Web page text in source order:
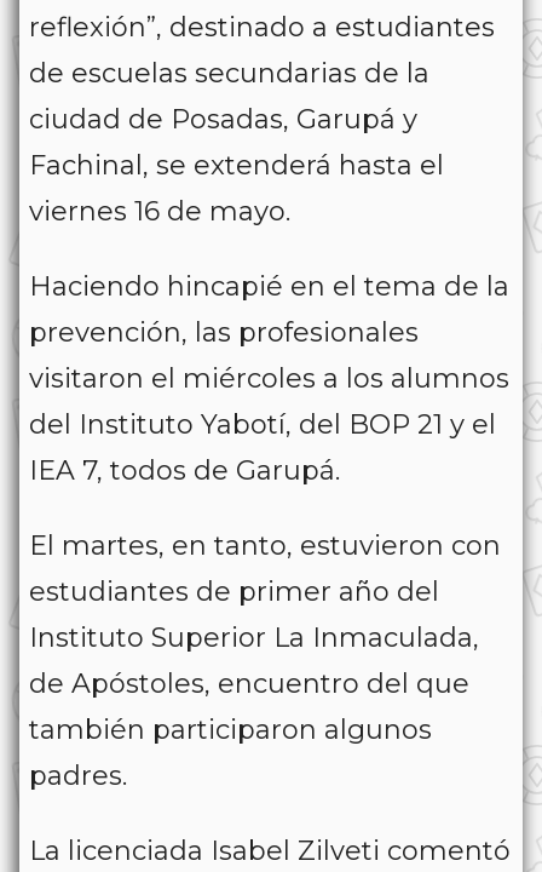
reflexión”, destinado a estudiantes
de escuelas secundarias de la
ciudad de Posadas, Garupá y
Fachinal, se extenderá hasta el
viernes 16 de mayo.
Haciendo hincapié en el tema de la
prevención, las profesionales
visitaron el miércoles a los alumnos
del Instituto Yabotí, del BOP 21 y el
IEA 7, todos de Garupá.
El martes, en tanto, estuvieron con
estudiantes de primer año del
Instituto Superior La Inmaculada,
de Apóstoles, encuentro del que
también participaron algunos
padres.
La licenciada Isabel Zilveti comentó